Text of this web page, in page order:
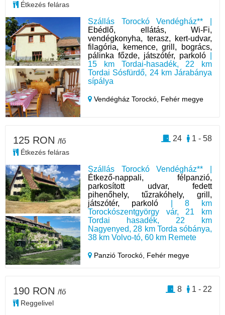
Szállás Torockó Vendégház** |
Ebédlő, ellátás, Wi-Fi,
vendégkonyha, terasz, kert-udvar,
filagória, kemence, grill, bogrács,
pálinka főzde, játszótér, parkoló
15 km Tordai-hasadék, 22 km
Tordai Sósfürdő, 24 km Járabánya
sípálya
Vendégház Torockó, Fehér megye
Étkezés feláras
Szállás Torockó Vendégház** |
Étkező-nappali, félpanzió,
parkosított udvar, fedett
pihenőhely, tűzrakóhely, grill,
játszótér, parkoló | 8 km
Torockószentgyörgy vár, 21 km
Tordai hasadék, 22 km
Nagyenyed, 28 km Torda sóbánya,
38 km Volvo-tó, 60 km Remete
Panzió Torockó, Fehér megye
125 RON /fő
Étkezés feláras
1 - 58
24
190 RON /fő
Reggelivel
1 - 22
8